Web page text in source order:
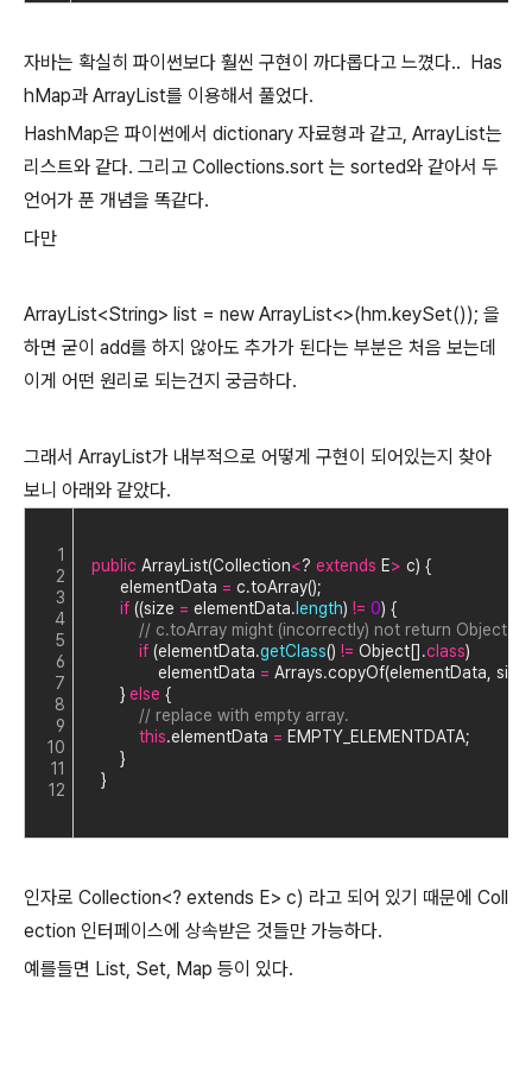
자바는 확실히 파이썬보다 훨씬 구현이 까다롭다고 느꼈다.. Has
hMap과 ArrayList를 이용해서 풀었다.
HashMap은 파이썬에서 dictionary 자료형과 같고, ArrayList는
리스트와 같다. 그리고 Collections.sort 는 sorted와 같아서 두
언어가 푼 개념을 똑같다.
다만
ArrayList<String> list = new ArrayList<>(hm.keySet()); 을
하면 굳이 add를 하지 않아도 추가가 된다는 부분은 처음 보는데
이게 어떤 원리로 되는건지 궁금하다.
그래서 ArrayList가 내부적으로 어떻게 구현이 되어있는지 찾아
보니 아래와 같았다.
1
2
3
4
5
6
7
8
9
10
11
12
public ArrayList(Collection<? extends E> c) {
elementData = c.toArray();
if ((size = elementData. length) != 0) {
// c.toArray might (incorrectly) not return Object[]
if (elementData.getClass() != Object[].class)
elementData = Arrays.copyOf(elementData,
} else {
// replace with empty array.
this.elementData = EMPTY_ELEMENTDATA;
}
}
인자로 Collection<? extends E> c) 라고 되어 있기 때문에 Coll
ection 인터페이스에 상속받은 것들만 가능하다.
예를들면 List, Set, Map 등이 있다.